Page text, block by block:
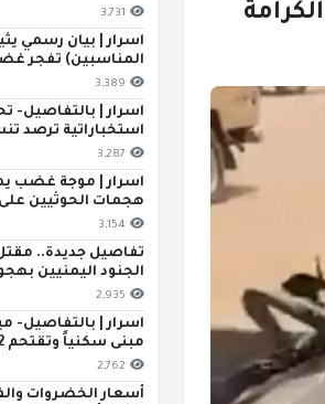
3,731
اسرار | بيان رسمي
المناسبين) تفجر
3,389
اسرار | بالتفاصيل-
استخباراتية ترصد
3,287
اسرار | موجة غضب
هجمات الحوثيين
3,154
تفاصيل جديدة..
الجنود اليمنيين
2,935
اسرار | بالتفاصيل-
مبنى سكنياً وتقتحم 22 ش...
2,762